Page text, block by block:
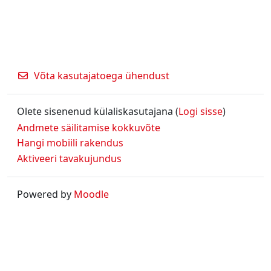
Võta kasutajatoega ühendust
Olete sisenenud külaliskasutajana (Logi sisse)
Andmete säilitamise kokkuvõte
Hangi mobiili rakendus
Aktiveeri tavakujundus
Powered by Moodle